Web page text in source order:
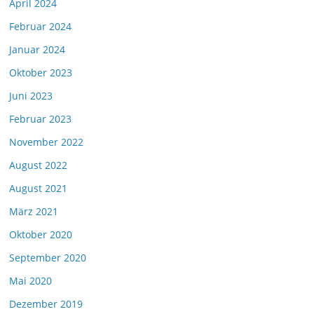
April 2024
Februar 2024
Januar 2024
Oktober 2023
Juni 2023
Februar 2023
November 2022
August 2022
August 2021
März 2021
Oktober 2020
September 2020
Mai 2020
Dezember 2019